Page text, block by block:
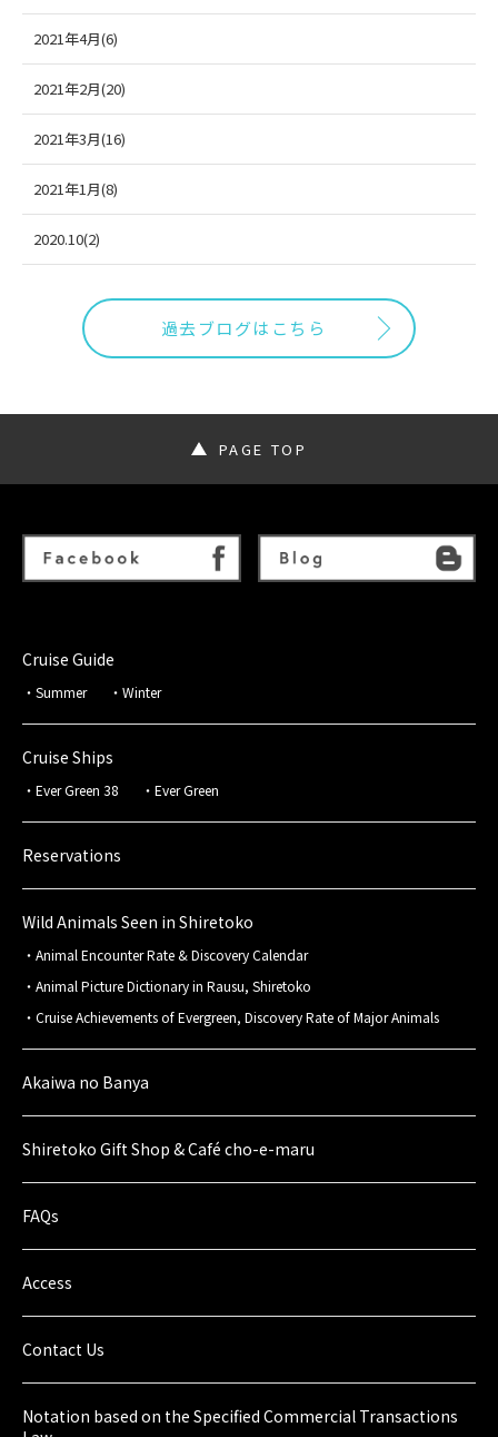
2021年4月(6)
2021年2月(20)
2021年3月(16)
2021年1月(8)
2020.10(2)
過去ブログはこちら
PAGE TOP
Cruise Guide
Summer Winter
Cruise Ships
Ever Green 38 Ever Green
Reservations
Wild Animals Seen in Shiretoko
Animal Encounter Rate & Discovery Calendar
Animal Picture Dictionary in Rausu, Shiretoko
Cruise Achievements of Evergreen, Discovery Rate of Major Animals
Akaiwa no Banya
Shiretoko Gift Shop & Café cho-e-maru
FAQs
Access
Contact Us
Notation based on the Specified Commercial Transactions